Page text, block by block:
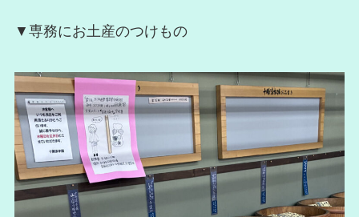
▼専務にお土産のつけもの